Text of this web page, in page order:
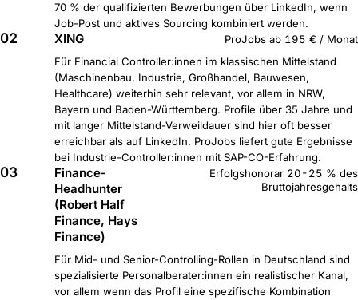
70 % der qualifizierten Bewerbungen über LinkedIn, wenn
Job-Post und aktives Sourcing kombiniert werden.
02 XING
ProJobs ab 195 € / Monat
Für Financial Controller:innen im klassischen Mittelstand
(Maschinenbau, Industrie, Großhandel, Bauwesen,
Healthcare) weiterhin sehr relevant, vor allem in NRW,
Bayern und Baden-Württemberg. Profile über 35 Jahre und
mit langer Mittelstand-Verweildauer sind hier oft besser
erreichbar als auf LinkedIn. ProJobs liefert gute Ergebnisse
bei Industrie-Controller:innen mit SAP-CO-Erfahrung.
03
Finance-
Headhunter
(Robert Half
Finance, Hays
Finance)
Erfolgshonorar 20-25 % des
Bruttojahresgehalts
Für Mid- und Senior-Controlling-Rollen in Deutschland sind
spezialisierte Personalberater:innen ein realistischer Kanal,
vor allem wenn das Profil eine spezifische Kombination